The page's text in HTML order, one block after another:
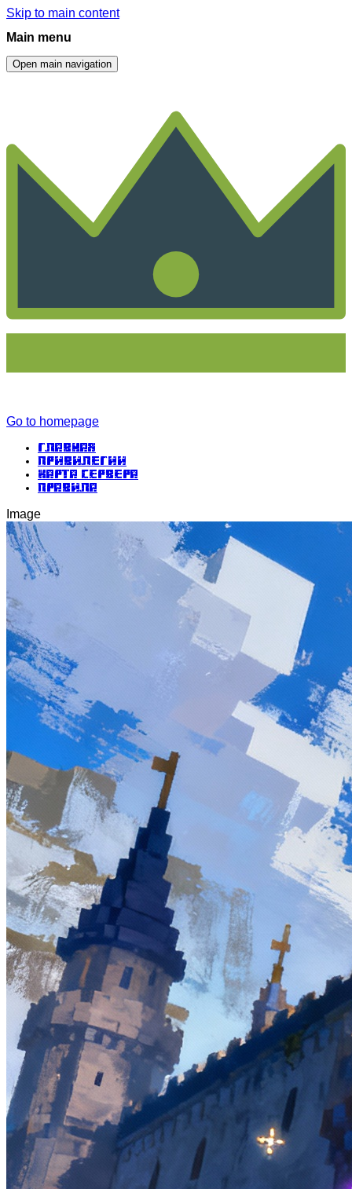
Skip to main content
Main menu
Open main navigation
Go to homepage
Главная
Привилегии
Карта сервера
Правила
Image